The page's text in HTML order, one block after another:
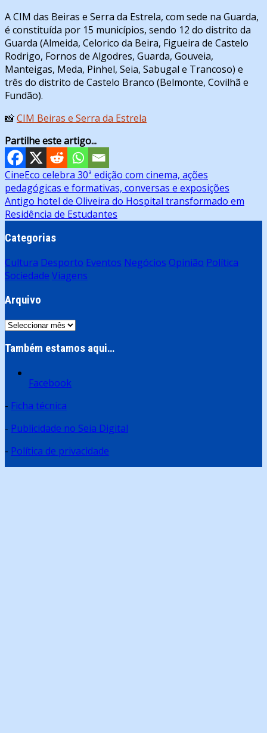
A CIM das Beiras e Serra da Estrela, com sede na Guarda,
é constituída por 15 municípios, sendo 12 do distrito da
Guarda (Almeida, Celorico da Beira, Figueira de Castelo
Rodrigo, Fornos de Algodres, Guarda, Gouveia,
Manteigas, Meda, Pinhel, Seia, Sabugal e Trancoso) e
três do distrito de Castelo Branco (Belmonte, Covilhã e
Fundão).
📸CIM Beiras e Serra da Estrela
Partilhe este artigo...
Navegação
de
artigos
CineEco celebra 30ª edição com cinema, ações
pedagógicas e formativas, conversas e exposições
Antigo hotel de Oliveira do Hospital transformado em
Residência de Estudantes
Categorias
Cultura Desporto Eventos Negócios Opinião Política
Sociedade Viagens
Arquivo
Arquivo
Também estamos aqui…
Facebook
- Ficha técnica
- Publicidade no Seia Digital
- Política de privacidade